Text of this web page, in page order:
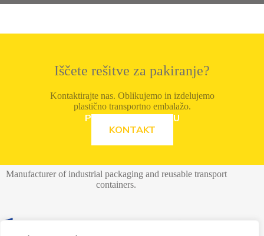
Iščete rešitve za pakiranje?
Kontaktirajte nas. Oblikujemo in izdelujemo
plastično transportno embalažo.
POZRITE SI PONUKU
KONTAKT
Manufacturer of industrial packaging and reusable transport
containers.